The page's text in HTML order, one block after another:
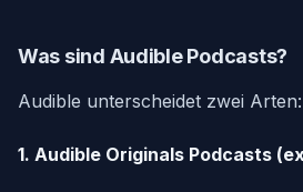
Was sind Audible Podcasts?
Audible unterscheidet zwei Arten:
1. Audible Originals Podcasts